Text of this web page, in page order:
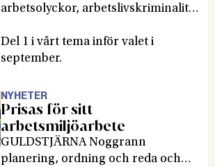
arbetsolyckor, arbetslivskriminalitet
arbetsmiljön är viktiga frågor för
både parterna och de politiska
arbetsmiljöfrågorna i valrörelsen.
Allt om arbetsmiljö har pratat med
politiker och representanter för
fack och arbetsgivarorganisationer.
Del 1 i vårt tema inför valet i
september.
NYHETER
Prisas för sitt
arbetsmiljöarbete
GULDSTJÄRNA Noggrann
planering, ordning och reda och